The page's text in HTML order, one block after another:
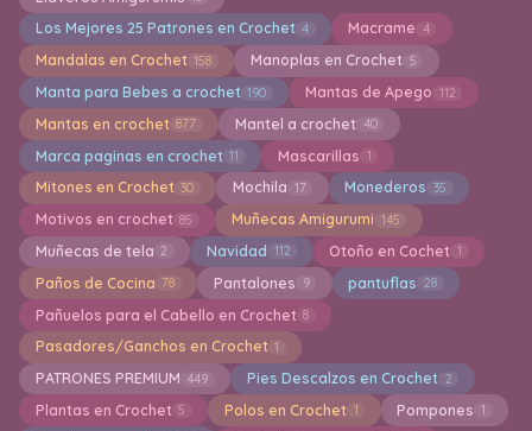
Los Mejores 25 Patrones en Crochet 4 Macrame 4
Mandalas en Crochet 158 Manoplas en Crochet 5
Manta para Bebes a crochet 190 Mantas de Apego 112
Mantas en crochet 877 Mantel a crochet 40
Marca paginas en crochet 11 Mascarillas 1
Mitones en Crochet 30 Mochila 17 Monederos 35
Motivos en crochet 85 Muñecas Amigurumi 145
Muñecas de tela 2 Navidad 112 Otoño en Cochet 1
Paños de Cocina 78 Pantalones 9 pantuflas 28
Pañuelos para el Cabello en Crochet 8
Pasadores/Ganchos en Crochet 1
PATRONES PREMIUM 449 Pies Descalzos en Crochet 2
Plantas en Crochet 5 Polos en Crochet 1 Pompones 1